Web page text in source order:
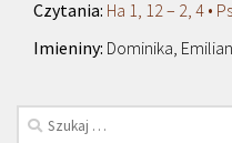
Ha 1, 12 – 2, 4 •
Dominika,
Szukaj: